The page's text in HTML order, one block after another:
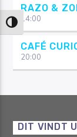
Keuze voor hoog
RAZO &
14:00
CAFÉ
20:00
DIT VINDT